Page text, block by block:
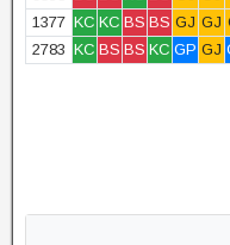
1377 KC KC BS BS GJ GJ
2783 KC BS BS KC GP GJ